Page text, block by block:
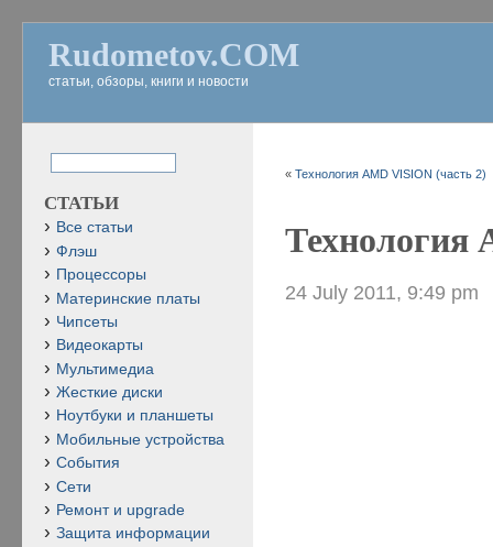
Rudometov.COM
статьи, обзоры, книги и новости
«Технология AMD VISION (часть 2)
Технология
24 July 2011, 9:49 pm
СТАТЬИ
Все статьи
Флэш
Процессоры
Материнские платы
Чипсеты
Видеокарты
Мультимедиа
Жесткие диски
Ноутбуки и планшеты
Мобильные устройства
События
Сети
Ремонт и upgrade
Защита информации